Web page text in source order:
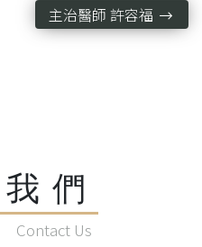
主治醫師 許容福
們
Contact Us